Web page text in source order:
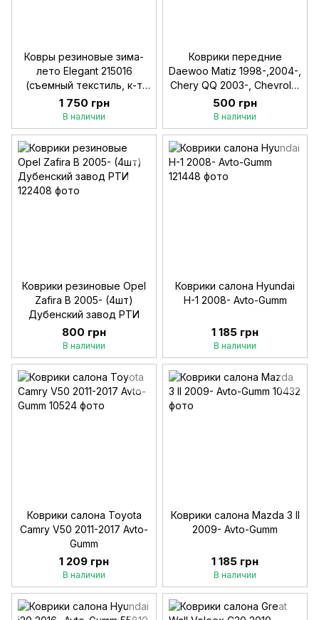
Ковры резиновые зима-
лето Elegant 215016
(съемный текстиль, к-т
5шт,) Черный
1 750 грн
В наличии
Коврики передние
Daewoo Matiz 1998-,2004-,
Chery QQ 2003-, Chevrolet
Spark 2004- Politepa
(78946)
500 грн
В наличии
Коврики резиновые Opel
Zafira B 2005- (4шт)
Дубенский завод РТИ
800 грн
В наличии
Коврики салона Hyundai
H-1 2008- Avto-Gumm
1 185 грн
В наличии
Коврики салона Toyota
Camry V50 2011-2017 Avto-
Gumm
1 209 грн
В наличии
Коврики салона Mazda 3 II
2009- Avto-Gumm
1 185 грн
В наличии